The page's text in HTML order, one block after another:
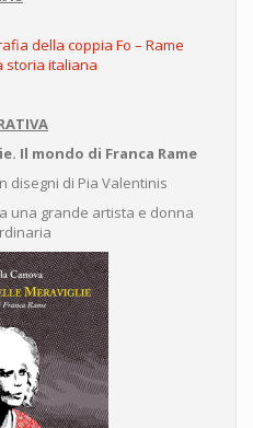
Il mondo di Franca Rame
disegni di Pia Valentinis
una grande artista e donna